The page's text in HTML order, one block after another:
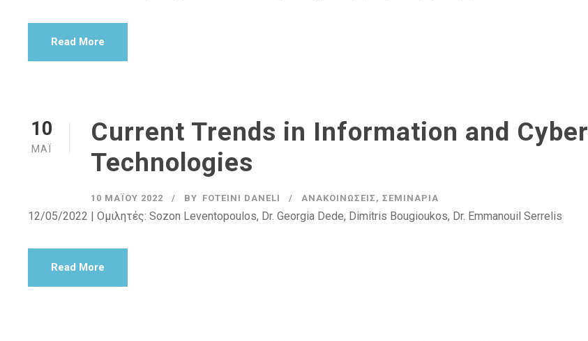
Read More
10
ΜΆΙ
Current Trends in Information and Cyber
Technologies
10 ΜΑΪ́ΟΥ 2022 BY FOTEINI DANELI ΑΝΑΚΟΙΝΏΣΕΙΣ , ΣΕΜΙΝΆΡΙΑ
12/05/2022 | Ομιλητές: Sozon Leventopoulos, Dr. Georgia Dede, Dimitris Bougioukos, Dr. Emmanouil Serrelis
Read More